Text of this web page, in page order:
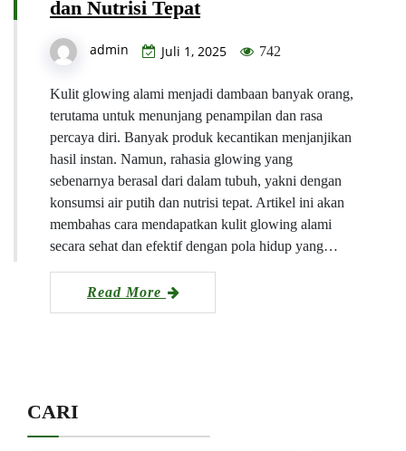
dan Nutrisi Tepat
admin Juli 1, 2025 742
Kulit glowing alami menjadi dambaan banyak orang,
terutama untuk menunjang penampilan dan rasa
percaya diri. Banyak produk kecantikan menjanjikan
hasil instan. Namun, rahasia glowing yang
sebenarnya berasal dari dalam tubuh, yakni dengan
konsumsi air putih dan nutrisi tepat. Artikel ini akan
membahas cara mendapatkan kulit glowing alami
secara sehat dan efektif dengan pola hidup yang…
Read More
CARI